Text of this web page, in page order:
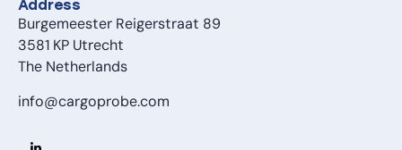
Address
Burgemeester Reigerstraat 89
3581 KP Utrecht
The Netherlands
info@cargoprobe.com